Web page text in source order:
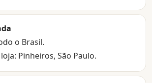
o Brasil.
Pinheiros, São Paulo.